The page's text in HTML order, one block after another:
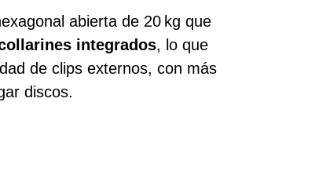
abierta de 20 kg que
integrados, lo que
de clips externos, con más
discos.